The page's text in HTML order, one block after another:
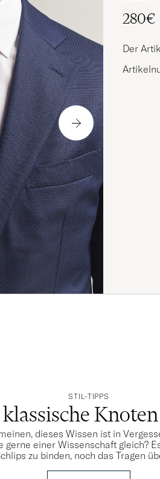
280€
Der
STIL-TIPPS
dieses Wissen ist in
gerne einer Wissenschaft gleich?
zu binden, noch das Tragen